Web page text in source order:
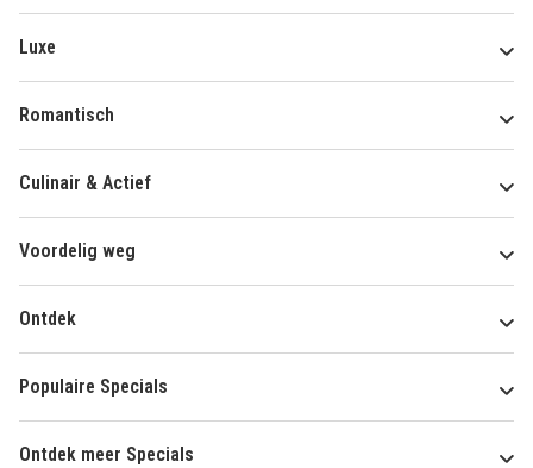
Luxe
Romantisch
Culinair & Actief
Voordelig weg
Ontdek
Populaire Specials
Ontdek meer Specials